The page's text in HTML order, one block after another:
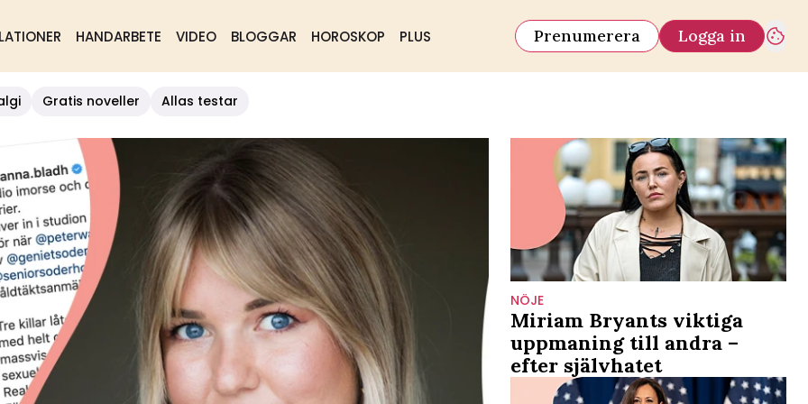
HANDARBETE VIDEO BLOGGAR HOROSKOP PLUS Prenumerera Logga in
Gratis noveller Allas testar
NÖJE
Miriam Bryants viktiga
uppmaning till andra –
efter självhatet